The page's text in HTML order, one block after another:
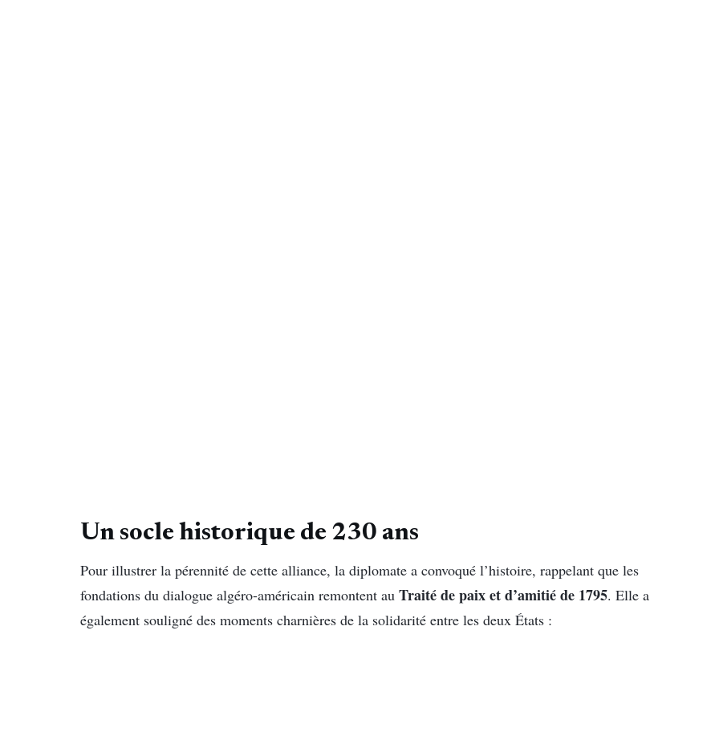
Un socle historique de 230 ans
Pour illustrer la pérennité de cette alliance, la diplomate a convoqué l’histoire, rappelant que les
fondations du dialogue algéro-américain remontent au Traité de paix et d’amitié de 1795. Elle a
également souligné des moments charnières de la solidarité entre les deux États :